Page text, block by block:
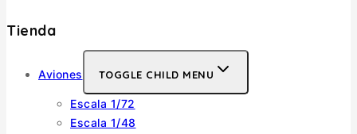
Tienda
Aviones TOGGLE CHILD MENU
Escala 1/72
Escala 1/48